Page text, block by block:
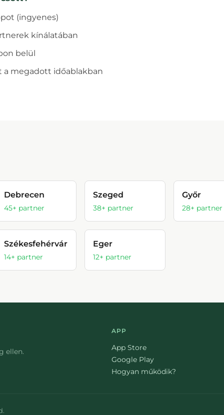
(ingyenes)
kínálatában
belül
a megadott időablakban
Debrecen
45+ partner
Szeged
38+ partner
Győr
28+ partner
Székesfehérvár
14+ partner
Eger
12+ partner
ellen.
APP
App Store
Google Play
Hogyan működik?